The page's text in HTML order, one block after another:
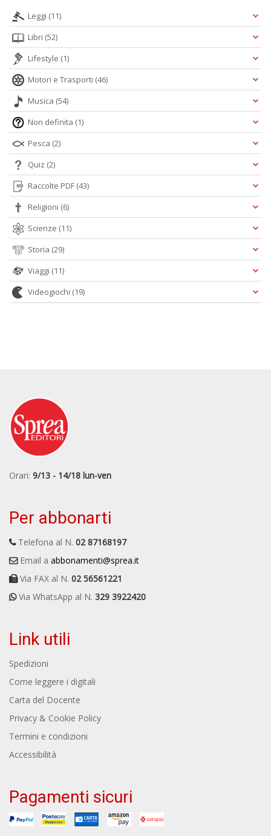
Leggi (11)
Libri (52)
Lifestyle (1)
Motori e Trasporti (46)
Musica (54)
Non definita (1)
Pesca (2)
Quiz (2)
Raccolte PDF (43)
Religioni (6)
Scienze (11)
Storia (29)
Viaggi (11)
Videogiochi (19)
Orari: 9/13 - 14/18 lun-ven
Per abbonarti
Telefona al N. 02 87168197
Email a abbonamenti@sprea.it
Via FAX al N. 02 56561221
Via WhatsApp al N. 329 3922420
Link utili
Spedizioni
Come leggere i digitali
Carta del Docente
Privacy & Cookie Policy
Termini e condizioni
Accessibilità
Pagamenti sicuri